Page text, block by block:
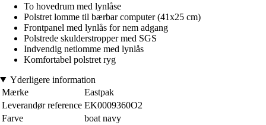
To hovedrum med lynlåse
Polstret lomme til bærbar computer (41x25 cm)
Frontpanel med lynlås for nem adgang
Polstrede skulderstropper med SGS
Indvendig netlomme med lynlås
Komfortabel polstret ryg
Yderligere information
Mærke
Eastpak
Leverandør reference EK0009360O2
Farve
boat navy